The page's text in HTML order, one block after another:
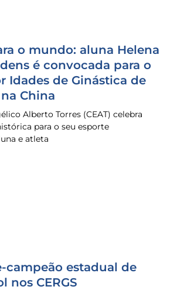
o mundo: aluna Helena
é convocada para o
Idades de Ginástica de
China
Alberto Torres (CEAT) celebra
para o seu esporte
e atleta
campeão estadual de
nos CERGS